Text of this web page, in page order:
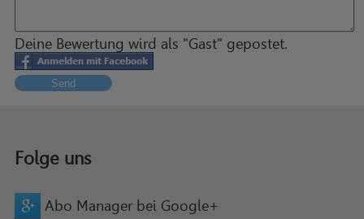
Deine Bewertung wird als "Gast" gepostet.
Send
Folge uns
Abo Manager bei Google+